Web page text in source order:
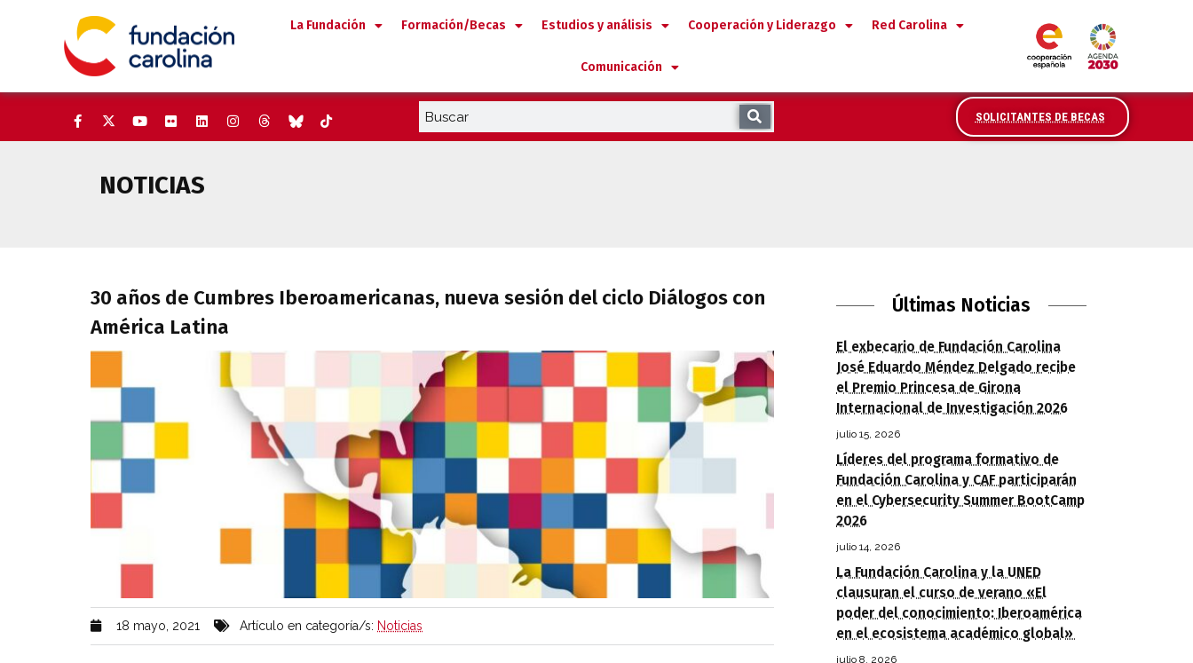
La Fundación Formación/Becas Estudios y análisis Cooperación y Liderazgo Red Carolina
Comunicación
SOLICITANTES DE BECAS
NOTICIAS
30 años de Cumbres Iberoamericanas, nueva sesión del ciclo Diálogos con
América Latina
18 mayo, 2021 Artículo en categoría/s: Noticias
Últimas Noticias
El exbecario de Fundación Carolina
José Eduardo Méndez Delgado recibe
el Premio Princesa de Girona
Internacional de Investigación 2026
julio 15, 2026
Líderes del programa formativo de
Fundación Carolina y CAF participarán
en el Cybersecurity Summer BootCamp
2026
julio 14, 2026
La Fundación Carolina y la UNED
clausuran el curso de verano «El
poder del conocimiento: Iberoamérica
en el ecosistema académico global»
julio 8, 2026